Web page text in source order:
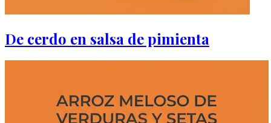
De cerdo en salsa de pimienta